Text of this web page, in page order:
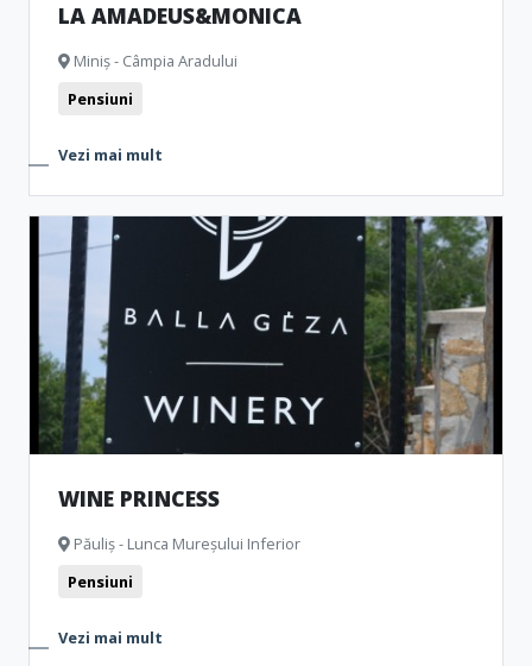
LA AMADEUS&MONICA
Miniș - Câmpia Aradului
Pensiuni
Vezi mai mult
WINE PRINCESS
Păuliș - Lunca Mureșului Inferior
Pensiuni
Vezi mai mult